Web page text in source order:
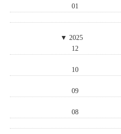
01
▼ 2025
12
10
09
08